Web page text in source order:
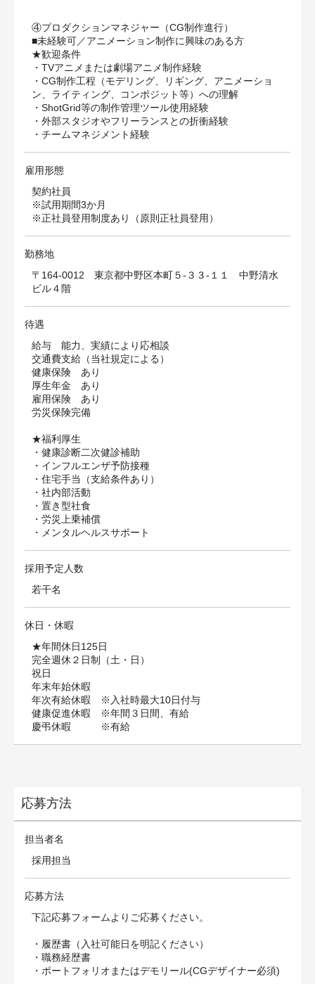
④プロダクションマネジャー（CG制作進行）
■未経験可／アニメーション制作に興味のある方
★歓迎条件
・TVアニメまたは劇場アニメ制作経験
・CG制作工程（モデリング、リギング、アニメーショ
ン、ライティング、コンポジット等）への理解
・ShotGrid等の制作管理ツール使用経験
・外部スタジオやフリーランスとの折衝経験
・チームマネジメント経験
雇用形態
契約社員
※試用期間3か月
※正社員登用制度あり（原則正社員登用）
勤務地
〒164-0012 東京都中野区本町５-３３-１１ 中野清水
ビル４階
待遇
給与 能力、実績により応相談
交通費支給（当社規定による）
健康保険 あり
厚生年金 あり
雇用保険 あり
労災保険完備
★福利厚生
・健康診断二次健診補助
・インフルエンザ予防接種
・住宅手当（支給条件あり）
・社内部活動
・置き型社食
・労災上乗補償
・メンタルヘルスサポート
採用予定人数
若干名
休日・休暇
★年間休日125日
完全週休２日制（土・日）
祝日
年末年始休暇
年次有給休暇 ※入社時最大10日付与
健康促進休暇 ※年間３日間、有給
慶弔休暇 ※有給
応募方法
担当者名
採用担当
応募方法
下記応募フォームよりご応募ください。
・履歴書（入社可能日を明記ください）
・職務経歴書
・ポートフォリオまたはデモリール(CGデザイナー必須)